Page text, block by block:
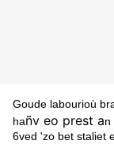
Goude labourioù
hañv eo prest an
6ved 'zo bet staliet